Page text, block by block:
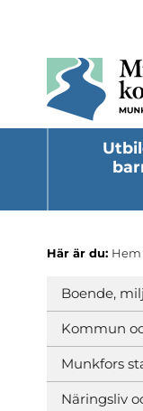
Här är du: Hem
Boende,
Kommun
Munkfors
Näringsliv